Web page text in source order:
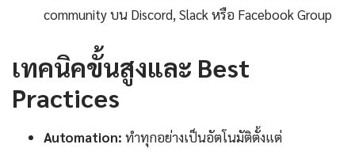
community บน Discord, Slack หรือ Facebook Group
เทคนิคขั้นสูงและ Best
Practices
Automation: ทำทุกอย่างเป็นอัตโนมัติตั้งแต่